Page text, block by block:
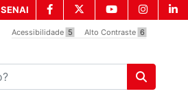
Acessibilidade 5 Alto Contraste 6
SENAI